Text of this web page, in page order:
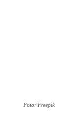
Foto: Freepik